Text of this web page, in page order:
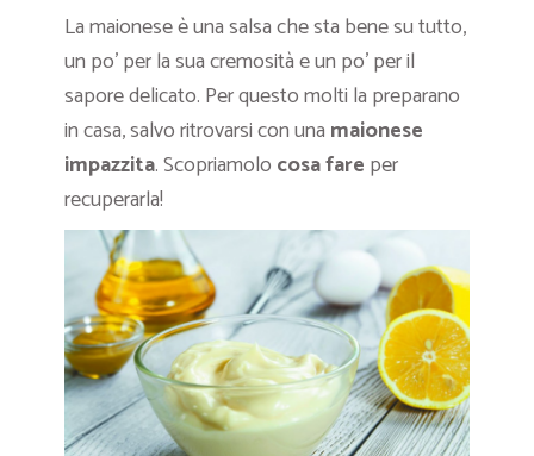
La maionese è una salsa che sta bene su tutto,
un po’ per la sua cremosità e un po’ per il
sapore delicato. Per questo molti la preparano
in casa, salvo ritrovarsi con una maionese
impazzita. Scopriamolo cosa fare per
recuperarla!